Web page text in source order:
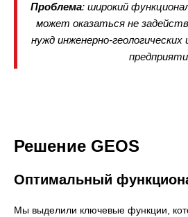
Проблема: широкий
может оказаться не
нужд инженерно-
Решение GEOS
Оптимальный
Мы выделили ключевые функции,